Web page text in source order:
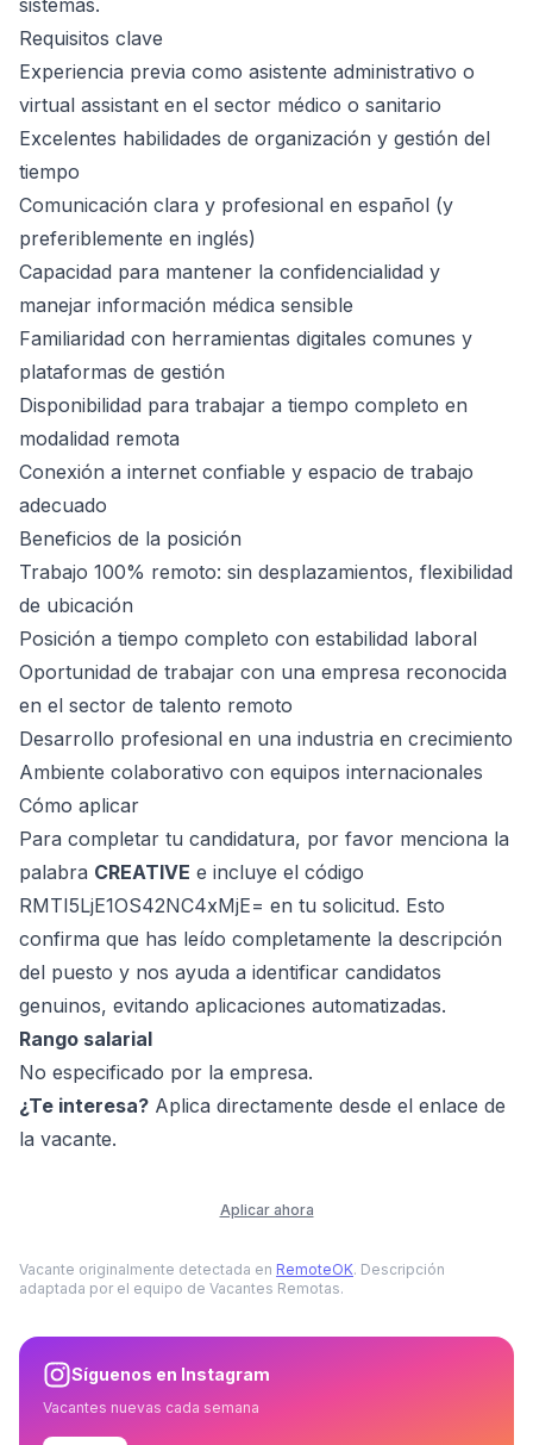
sistemas.
Requisitos clave
Experiencia previa como asistente administrativo o
virtual assistant en el sector médico o sanitario
Excelentes habilidades de organización y gestión del
tiempo
Comunicación clara y profesional en español (y
preferiblemente en inglés)
Capacidad para mantener la confidencialidad y
manejar información médica sensible
Familiaridad con herramientas digitales comunes y
plataformas de gestión
Disponibilidad para trabajar a tiempo completo en
modalidad remota
Conexión a internet confiable y espacio de trabajo
adecuado
Beneficios de la posición
Trabajo 100% remoto: sin desplazamientos, flexibilidad
de ubicación
Posición a tiempo completo con estabilidad laboral
Oportunidad de trabajar con una empresa reconocida
en el sector de talento remoto
Desarrollo profesional en una industria en crecimiento
Ambiente colaborativo con equipos internacionales
Cómo aplicar
Para completar tu candidatura, por favor menciona la
palabra CREATIVE e incluye el código
RMTI5LjE1OS42NC4xMjE= en tu solicitud. Esto
confirma que has leído completamente la descripción
del puesto y nos ayuda a identificar candidatos
genuinos, evitando aplicaciones automatizadas.
Rango salarial
No especificado por la empresa.
¿Te interesa? Aplica directamente desde el enlace de
la vacante.
Aplicar ahora
Vacante originalmente detectada en RemoteOK. Descripción
adaptada por el equipo de Vacantes Remotas.
Síguenos en Instagram
Vacantes nuevas cada semana